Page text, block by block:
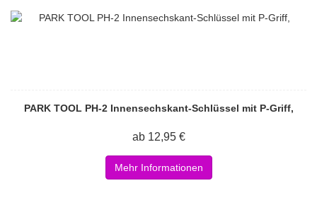
PARK TOOL PH-2 Innensechskant-Schlüssel mit P-Griff,
ab 12,95 €
Mehr Informationen